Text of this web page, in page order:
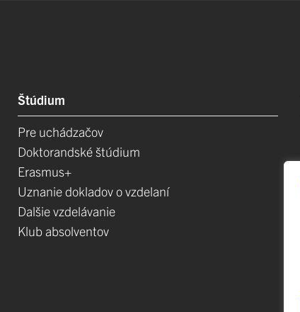
Štúdium
Pre uchádzačov
Doktorandské štúdium
Erasmus+
Uznanie dokladov o vzdelaní
Dalšie vzdelávanie
Klub absolventov